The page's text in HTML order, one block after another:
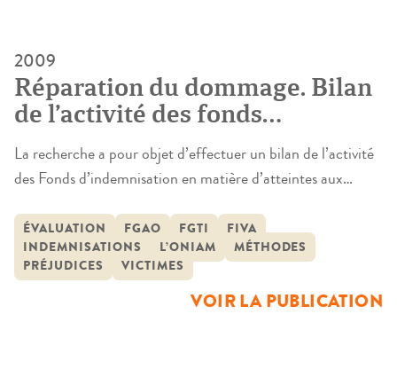
2009
Réparation du dommage. Bilan
de l’activité des fonds
d’indemnisation
La recherche a pour objet d’effectuer un bilan de l’activité
des Fonds d’indemnisation en matière d’atteintes aux
argumenté de la très grande hétérogénéité de ces
institutions, tant au regard de leur statut juridique que des
procédures appliquées aux requêtes, des méthodes
d’identification et d’évaluation des préjudices […]
ÉVALUATION FGAO FGTI
FIVA
INDEMNISATIONS
L’ONIAM
MÉTHODES
PRÉJUDICES
VICTIMES
VOIR LA PUBLICATION